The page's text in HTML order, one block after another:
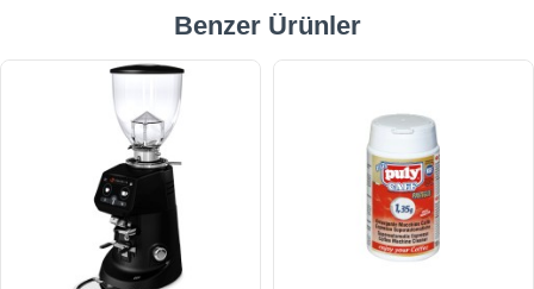
Benzer Ürünler